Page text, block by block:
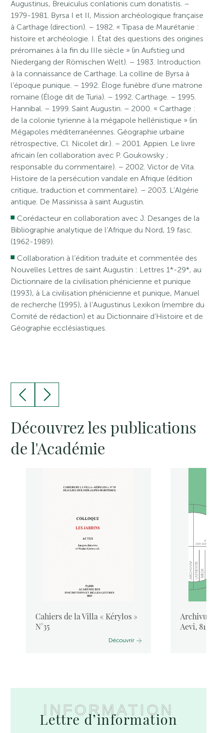
Augustinus, Breuiculus conlationis cum donatistis. –
1979-1981. Byrsa I et II, Mission archéologique française
à Carthage (direction). – 1982. « Tipasa de Maurétanie :
histoire et archéologie. I. État des questions des origines
préromaines à la fin du IIIe siècle » (in Aufstieg und
Niedergang der Römischen Welt). – 1983. Introduction
à la connaissance de Carthage. La colline de Byrsa à
l’époque punique. – 1992. Éloge funèbre d’une matrone
romaine (Éloge dit de Turia). – 1992. Carthage. – 1995.
Hannibal. – 1999. Saint Augustin. – 2000. « Carthage :
de la colonie tyrienne à la mégapole hellénistique » (in
Mégapoles méditerranéennes. Géographie urbaine
rétrospective, Cl. Nicolet dir.). – 2001. Appien. Le livre
africain (en collaboration avec P. Goukowsky ;
responsable du commentaire). – 2002. Victor de Vita.
Histoire de la persécution vandale en Afrique (édition
critique, traduction et commentaire). – 2003. L’Algérie
antique. De Massinissa à saint Augustin.
Corédacteur en collaboration avec J. Desanges de la
Bibliographie analytique de l’Afrique du Nord, 19 fasc.
(1962-1989).
Collaboration à l’édition traduite et commentée des
Nouvelles Lettres de saint Augustin : Lettres 1*-29*, au
Dictionnaire de la civilisation phénicienne et punique
(1993), à La civilisation phénicienne et punique, Manuel
de recherche (1995), à l’Augustinus Lexikon (membre du
Comité de rédaction) et au Dictionnaire d’Histoire et de
Géographie ecclésiastiques.
Découvrez les publications
de l'Académie
Cahiers de la Villa « Kérylos »
N°35
Découvrir
Aevi, 81,
INFORMATION
Lettre d’information